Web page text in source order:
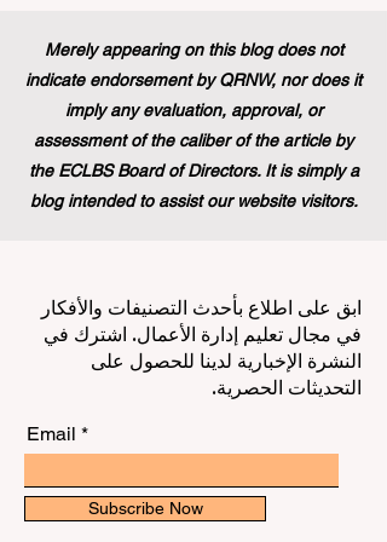
Merely appearing on this blog does not
indicate endorsement by QRNW, nor does it
imply any evaluation, approval, or
assessment of the caliber of the article by
the ECLBS Board of Directors. It is simply a
blog intended to assist our website visitors.
ابق على اطلاع بأحدث التصنيفات والأفكار
في مجال تعليم إدارة الأعمال. اشترك في
النشرة الإخبارية لدينا للحصول على
التحديثات الحصرية.
Email
Subscribe Now